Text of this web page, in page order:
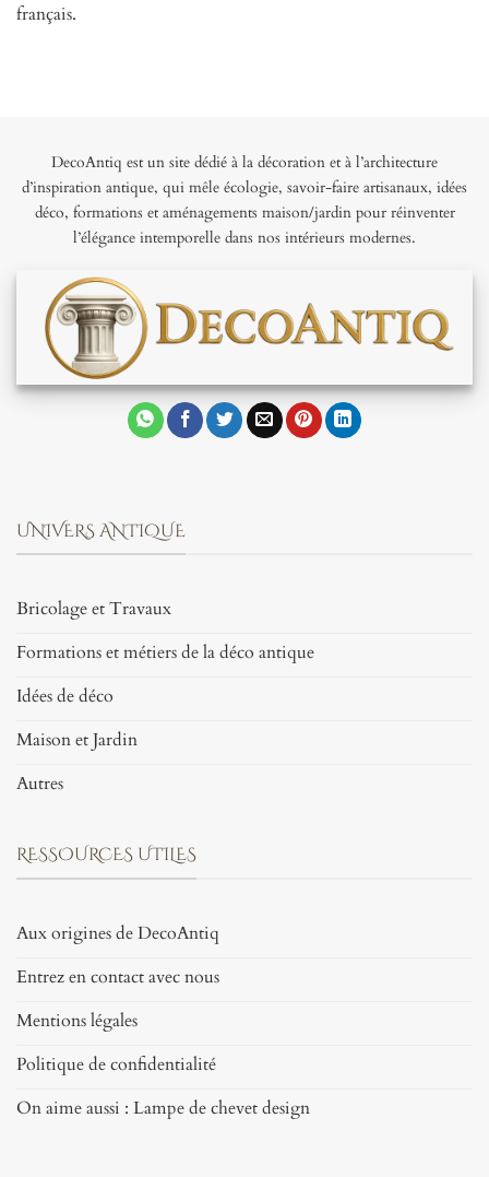
français.
DecoAntiq est un site dédié à la décoration et à l’architecture
d’inspiration antique, qui mêle écologie, savoir-faire artisanaux, idées
déco, formations et aménagements maison/jardin pour réinventer
l’élégance intemporelle dans nos intérieurs modernes.
UNIVERS ANTIQUE
Bricolage et Travaux
Formations et métiers de la déco antique
Idées de déco
Maison et Jardin
Autres
RESSOURCES UTILES
Aux origines de DecoAntiq
Entrez en contact avec nous
Mentions légales
Politique de confidentialité
On aime aussi : Lampe de chevet design